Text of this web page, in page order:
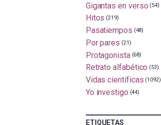
Gigantas en verso (54)
Hitos (219)
Pasatiempos (48)
Por pares (21)
Protagonista (68)
Retrato alfabético (53)
Vidas científicas (1092)
Yo investigo (44)
ETIQUETAS